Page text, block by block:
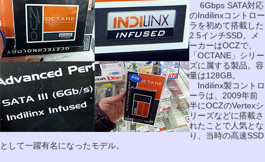
6Gbps SATA対応
のIndilinxコントロー
ラを初めて搭載した
2.5インチSSD。メ
ーカーはOCZで、
「OCTANE」シリー
ズに属する製品。容
量は128GB。
Indilinx製コントロ
ーラは、2009年前
半にOCZのVertexシ
リーズなどに搭載さ
れたことで人気とな
り、当時の高速SSD
として一躍有名になったモデル。